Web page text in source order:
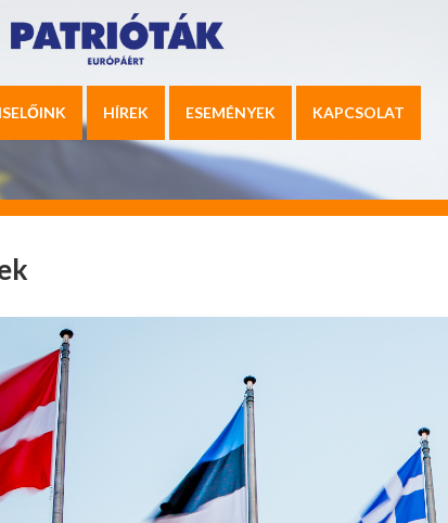
HÍREK ESEMÉNYEK KAPCSOLAT